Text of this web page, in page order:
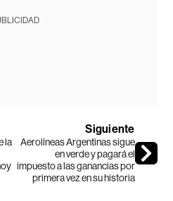
la
Siguiente
Aerolíneas Argentinas sigue
en verde y pagará el
impuesto a las ganancias por
primera vez en su historia